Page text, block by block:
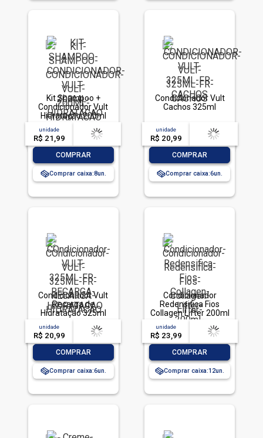
Kit Shampoo +
Condicionador Vult
Hidratação 200ml
unidade
R$ 21,99
acima de
-- --,--un.
COMPRAR
Comprar caixa:8
Condicionador Vult
Cachos 325ml
unidade
R$ 20,99
acima de
-- --,--un.
COMPRAR
Comprar caixa:6
Condicionador Vult
Recarga de
Hidratação 325ml
unidade
R$ 20,99
acima de
-- --,--un.
COMPRAR
Comprar caixa:6
Condicionador
Redensifica Fios
Collagen Lifter 200ml
unidade
R$ 23,99
acima de
-- --,--un.
COMPRAR
Comprar caixa:12